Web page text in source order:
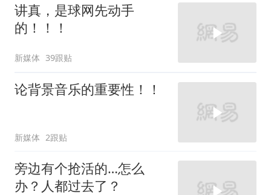
讲真，是球网先动手
的！！！
新媒体 39跟贴
论背景音乐的重要性！！
新媒体 2跟贴
旁边有个抢活的…怎么
办？人都过去了？